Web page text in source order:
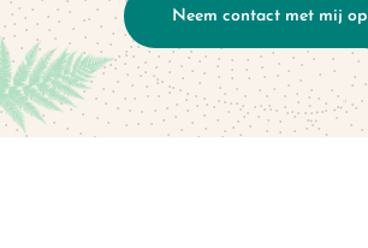
Neem contact met mij op